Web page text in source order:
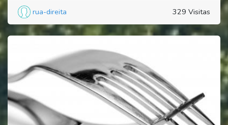
rua-direita 329 Visitas